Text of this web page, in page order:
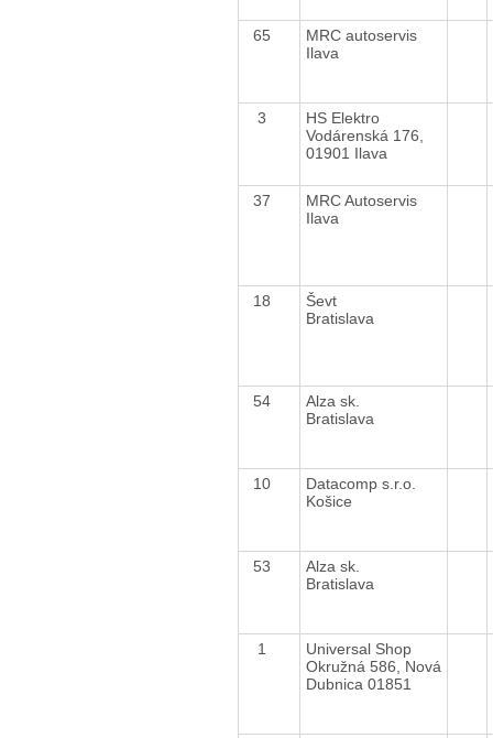
65
MRC autoservis
Ilava
3
HS Elektro
Vodárenská 176,
01901 Ilava
37
MRC Autoservis
Ilava
18
Ševt
Bratislava
54
Alza sk.
Bratislava
10
Datacomp s.r.o.
Košice
53
Alza sk.
Bratislava
1
Universal Shop
Okružná 586, Nová
Dubnica 01851